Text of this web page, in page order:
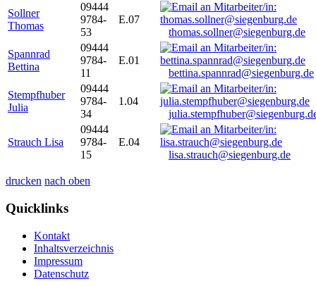
Sollner
Thomas
09444
9784-
53
E.07
thomas.sollner@siegenburg.de
Spannrad
Bettina
09444
9784-
11
E.01
bettina.spannrad@siegenburg.de
Stempfhuber
Julia
09444
9784-
34
1.04
Strauch Lisa
09444
9784-
15
E.04
lisa.strauch@siegenburg.de
drucken nach oben
Quicklinks
Kontakt
Inhaltsverzeichnis
Impressum
Datenschutz